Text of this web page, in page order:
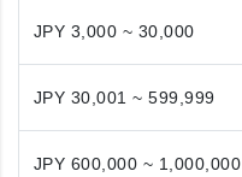
JPY 3,000 ~ 30,000
JPY 30,001 ~ 599,999
JPY 600,000 ~ 1,000,000